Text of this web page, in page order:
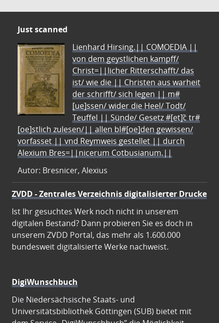
Just scanned
Lienhard Hirsing.|| COMOEDIA ||
von dem geystlichen kampff/
Christ=||licher Ritterschafft/ das
ist/ wie die || Christen aus warheit
der schrifft/ sich legen || m#
[ue]ssen/ wider die Heel/ Todt/
Teuffel || Sünde/ Gesetz #[et]c̃ tr#
[oe]stlich zulesen/|| allen bl#[oe]den gewissen/
vorfasset || vnd Reymweis gestellet || durch
Alexium Bres=||nicerum Cotbusianum.||
Autor: Bresnicer, Alexius
ZVDD - Zentrales Verzeichnis digitalisierter Drucke
Ist Ihr gesuchtes Werk noch nicht in unserem
digitalen Bestand? Dann probieren Sie es doch in
unserem ZVDD Portal, das mehr als 1.600.000
bundesweit digitalisierte Werke nachweist.
DigiWunschbuch
Die Niedersächsische Staats- und
Universitätsbibliothek Göttingen (SUB) bietet mit